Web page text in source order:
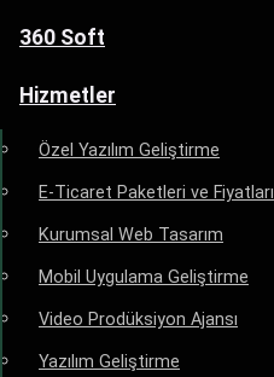
360 Soft
Hizmetler
Özel Yazılım Geliştirme
E-Ticaret Paketleri ve Fiyatları
Kurumsal Web Tasarım
Mobil Uygulama Geliştirme
Video Prodüksiyon Ajansı
Yazılım Geliştirme